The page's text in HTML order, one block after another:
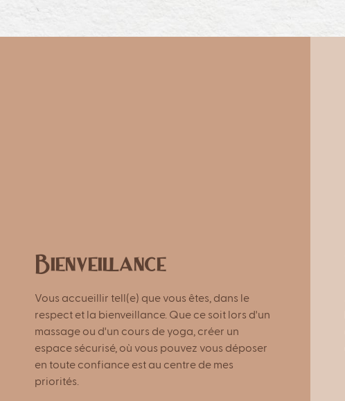
Bienveillance
Vous accueillir tell(e) que vous êtes, dans le
respect et la bienveillance. Que ce soit lors d'un
massage ou d'un cours de yoga, créer un
espace sécurisé, où vous pouvez vous déposer
en toute confiance est au centre de mes
priorités.